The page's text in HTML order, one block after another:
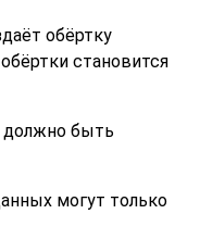
обёртку
становится
должно быть
могут только